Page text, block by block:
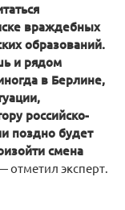
враждебных
образований.
и рядом
в Берлине,
российско-
поздно будет
смена
отметил эксперт.